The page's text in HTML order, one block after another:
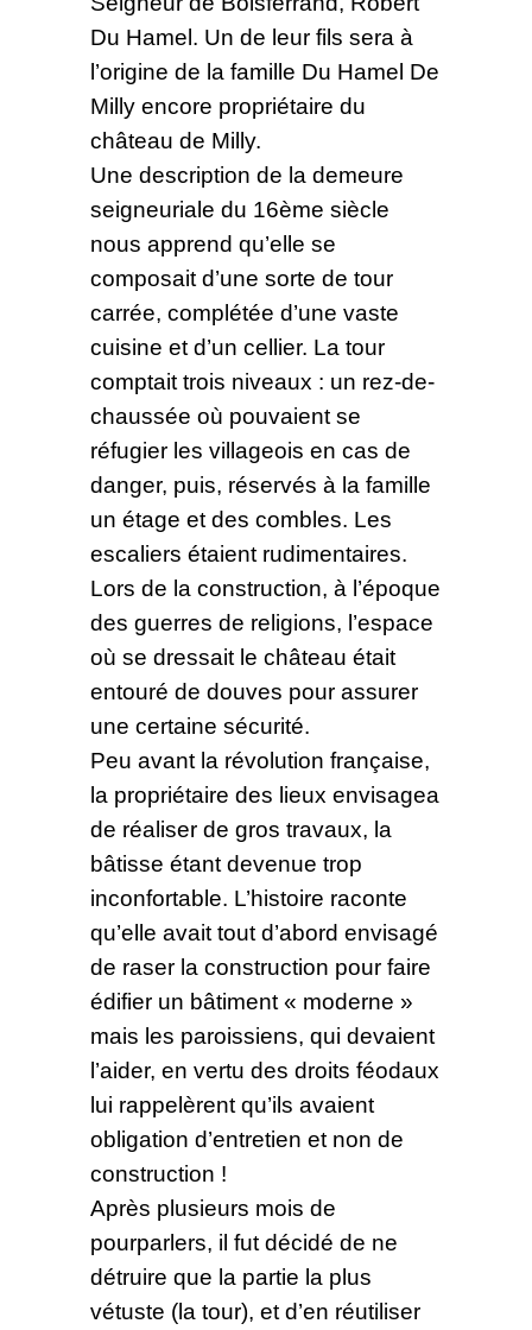
Du Hamel. Un de leur fils sera à
l’origine de la famille Du Hamel De
Milly encore propriétaire du
château de Milly.
Une description de la demeure
seigneuriale du 16ème siècle
nous apprend qu’elle se
composait d’une sorte de tour
carrée, complétée d’une vaste
cuisine et d’un cellier. La tour
comptait trois niveaux : un rez-de-
chaussée où pouvaient se
réfugier les villageois en cas de
danger, puis, réservés à la famille
un étage et des combles. Les
escaliers étaient rudimentaires.
Lors de la construction, à l’époque
des guerres de religions, l’espace
où se dressait le château était
entouré de douves pour assurer
une certaine sécurité.
Peu avant la révolution française,
la propriétaire des lieux envisagea
de réaliser de gros travaux, la
bâtisse étant devenue trop
inconfortable. L’histoire raconte
qu’elle avait tout d’abord envisagé
de raser la construction pour faire
édifier un bâtiment « moderne »
mais les paroissiens, qui devaient
l’aider, en vertu des droits féodaux
lui rappelèrent qu’ils avaient
obligation d’entretien et non de
construction !
Après plusieurs mois de
pourparlers, il fut décidé de ne
détruire que la partie la plus
vétuste (la tour), et d’en réutiliser